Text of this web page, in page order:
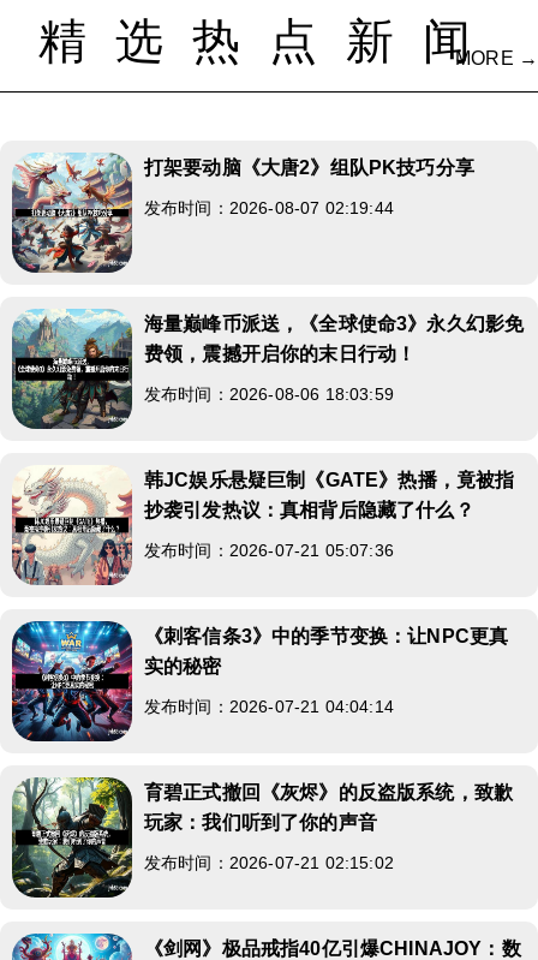
精选热点新闻
MORE →
打架要动脑《大唐2》组队PK技巧分享
发布时间：2026-08-07 02:19:44
海量巅峰币派送，《全球使命3》永久幻影免
费领，震撼开启你的末日行动！
发布时间：2026-08-06 18:03:59
韩JC娱乐悬疑巨制《GATE》热播，竟被指
抄袭引发热议：真相背后隐藏了什么？
发布时间：2026-07-21 05:07:36
《刺客信条3》中的季节变换：让NPC更真
实的秘密
发布时间：2026-07-21 04:04:14
育碧正式撤回《灰烬》的反盗版系统，致歉
玩家：我们听到了你的声音
发布时间：2026-07-21 02:15:02
《剑网》极品戒指40亿引爆CHINAJOY：数